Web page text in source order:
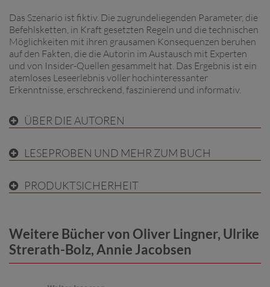
Das Szenario ist fiktiv. Die zugrundeliegenden Parameter, die
Befehlsketten, in Kraft gesetzten Regeln und die technischen
Möglichkeiten mit ihren grausamen Konsequenzen beruhen
auf den Fakten, die die Autorin im Austausch mit Experten
und von Insider-Quellen gesammelt hat. Das Ergebnis ist ein
atemloses Leseerlebnis voller hochinteressanter
Erkenntnisse, erschreckend, faszinierend und informativ.
ÜBER DIE AUTOREN
LESEPROBEN UND MEHR ZUM BUCH
PRODUKTSICHERHEIT
Weitere Bücher von Oliver Lingner, Ulrike
Strerath-Bolz, Annie Jacobsen